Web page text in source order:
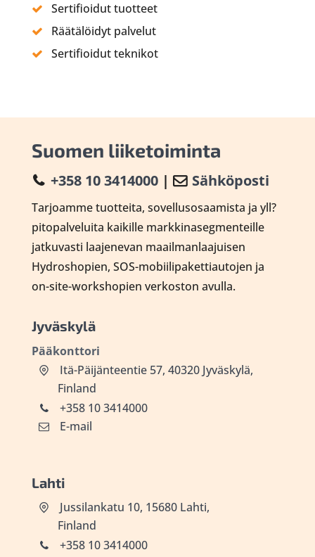
Sertifioidut tuotteet
Räätälöidyt palvelut
Sertifioidut teknikot
Suomen liiketoiminta
+358 10 3414000| Sähköposti
Tarjoamme tuotteita, sovellusosaamista ja yll?
pitopalveluita kaikille markkinasegmenteille
jatkuvasti laajenevan maailmanlaajuisen
Hydroshopien, SOS-mobiilipakettiautojen ja
on-site-workshopien verkoston avulla.
Jyväskylä
Pääkonttori
Itä-Päijänteentie 57, 40320 Jyväskylä,
Finland
+358 10 3414000
E-mail
Lahti
Jussilankatu 10, 15680 Lahti,
Finland
+358 10 3414000